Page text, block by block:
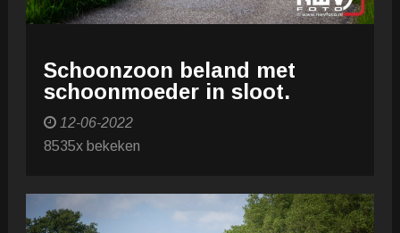
Schoonzoon beland met
schoonmoeder in sloot.
12-06-2022
8535x bekeken